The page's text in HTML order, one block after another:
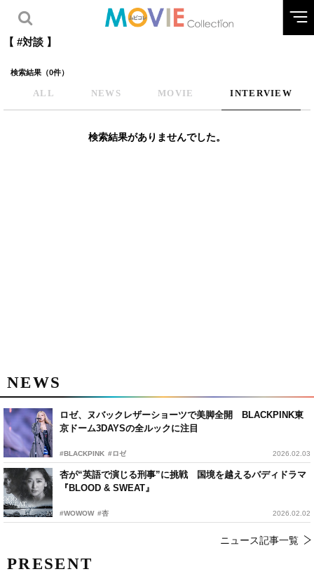
【 #対談 】
検索結果（0件）
ALL NEWS MOVIE INTERVIEW
検索結果がありませんでした。
NEWS
ロゼ、ヌバックレザーショーツで美脚全開 BLACKPINK東
京ドーム3DAYSの全ルックに注目
#BLACKPINK #ロゼ 2026.02.03
杏が“英語で演じる刑事”に挑戦 国境を越えるバディドラマ
『BLOOD & SWEAT』
#WOWOW #杏 2026.02.02
ニュース記事一覧
PRESENT